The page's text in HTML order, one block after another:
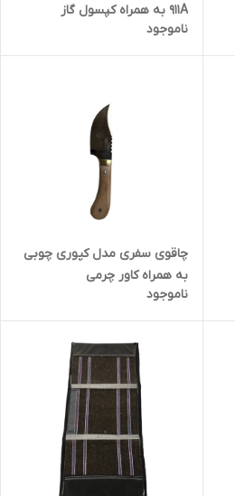
911A به همراه کپسول گاز
ناموجود
چاقوی سفری مدل کپوری چوبی
به همراه کاور چرمی
ناموجود